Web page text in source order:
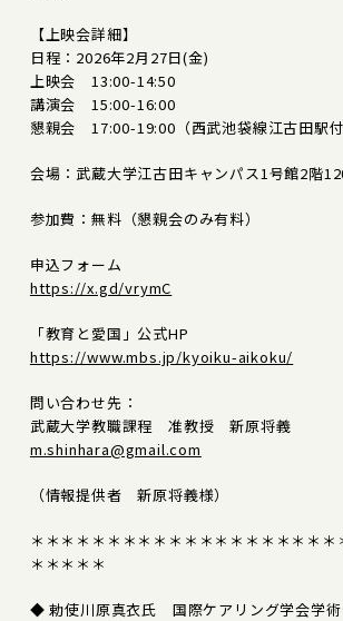
【上映会詳細】
日程：2026年2月27日(金)
上映会 13:00-14:50
講演会 15:00-16:00
懇親会 17:00-19:00（西武池袋線江古田駅付
会場：武蔵大学江古田キャンパス1号館2階
参加費：無料（懇親会のみ有料）
申込フォーム
https://x.gd/vrymC
「教育と愛国」公式HP
https://www.mbs.jp/kyoiku-aikoku/
問い合わせ先：
武蔵大学教職課程 准教授 新原将義
m.shinhara@gmail.com
（情報提供者 新原将義様）
＊＊＊＊＊＊＊＊＊＊＊＊＊＊＊＊＊＊＊＊
＊＊＊＊＊
◆ 勅使川原真衣氏 国際ケアリング学会学術